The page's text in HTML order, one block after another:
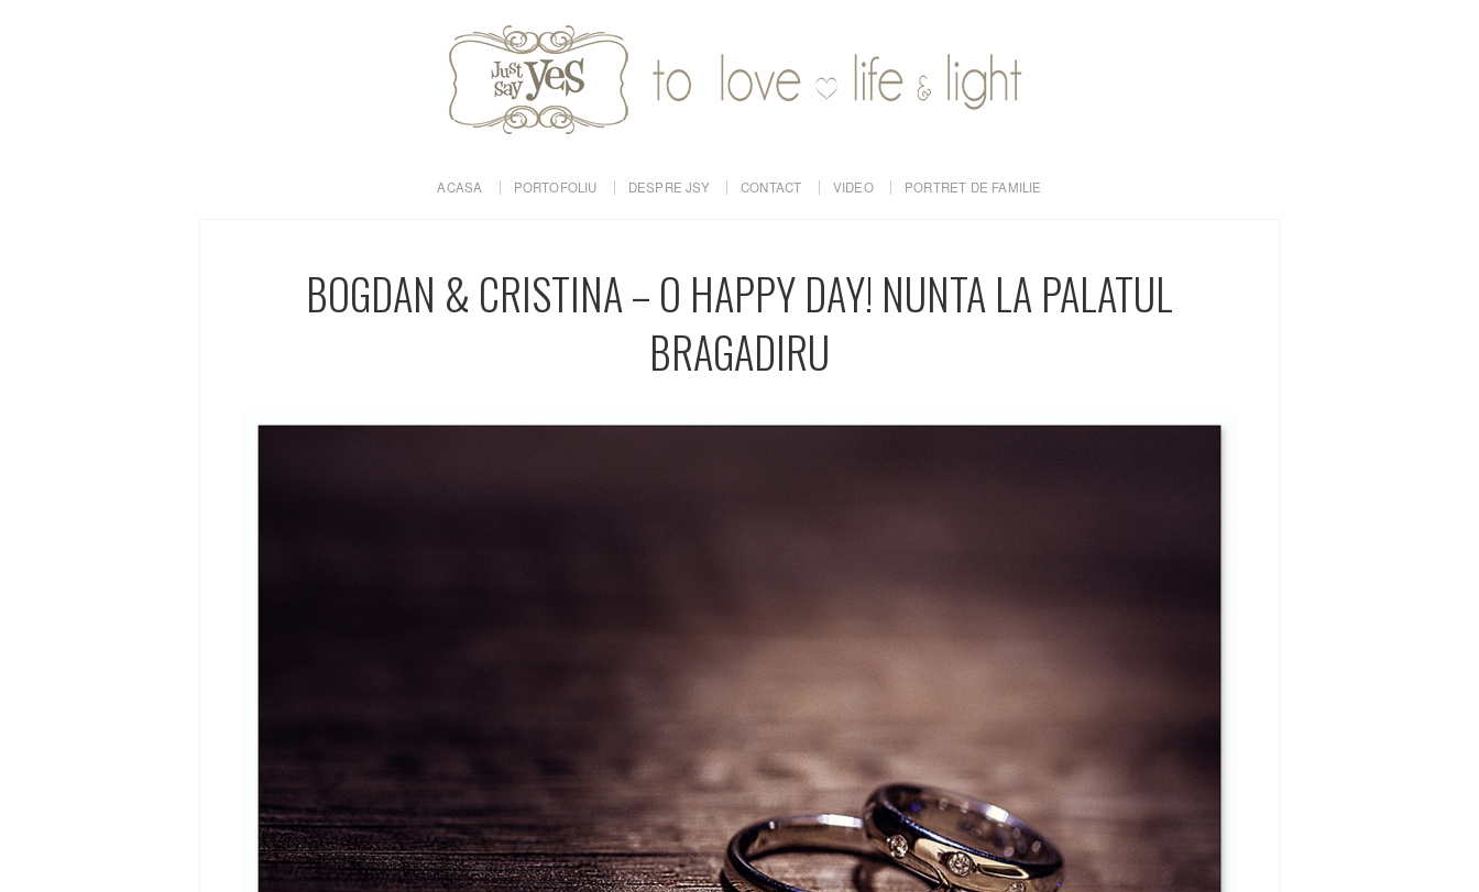
ACASA PORTOFOLIU DESPRE JSY CONTACT VIDEO PORTRET DE FAMILIE
BOGDAN & CRISTINA – O HAPPY DAY! NUNTA LA PALATUL
BRAGADIRU